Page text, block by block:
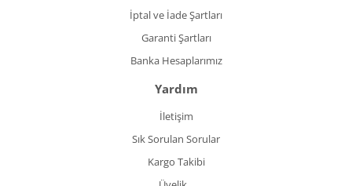
İptal ve İade Şartları
Garanti Şartları
Banka Hesaplarımız
Yardım
İletişim
Sık Sorulan Sorular
Kargo Takibi